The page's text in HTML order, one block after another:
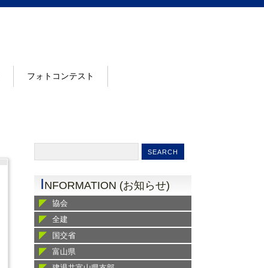
フォトコンテスト
INFORMATION (お知らせ)
協会
全建
国交省
富山県